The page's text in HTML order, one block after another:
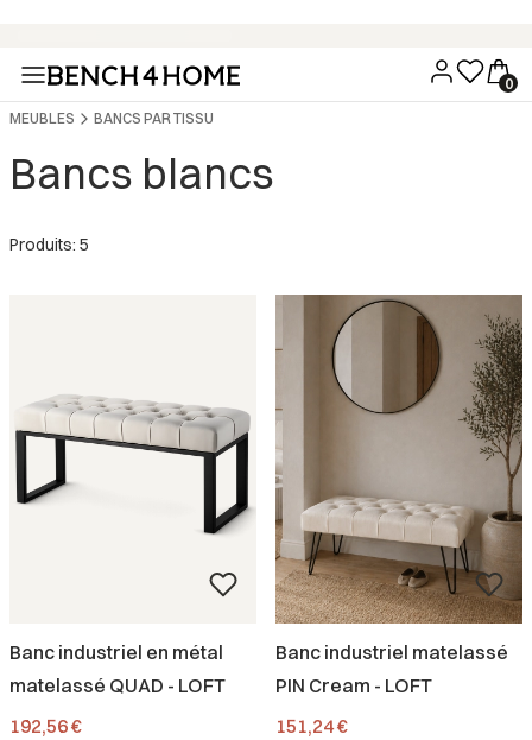
MEUBLES BANCS PAR TISSU
Bancs blancs
Produits: 5
Banc industriel en métal
matelassé QUAD - LOFT
Prix
192,56 €
Banc industriel matelassé
PIN Cream - LOFT
Prix
151,24 €